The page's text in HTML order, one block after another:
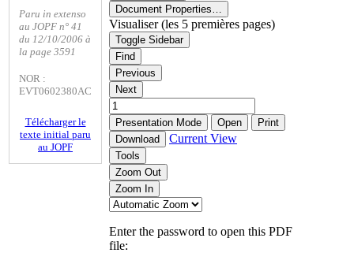
Paru in extenso
au JOPF n° 41
du 12/10/2006 à
la page 3591
NOR :
EVT0602380AC
Télécharger le
texte initial paru
au JOPF
Document Properties…
Visualiser (les 5 premières pages)
Toggle Sidebar
Find
Previous
Next
Presentation Mode Open
Print
Download
Current View
Tools
Zoom Out
Zoom In
Enter the password to open this PDF
file: